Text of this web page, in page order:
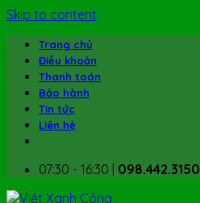
Skip to content
Trang chủ
Điều khoản
Thanh toán
Bảo hành
Tin tức
Liên hệ
07:30 - 16:30 | 098.442.3150